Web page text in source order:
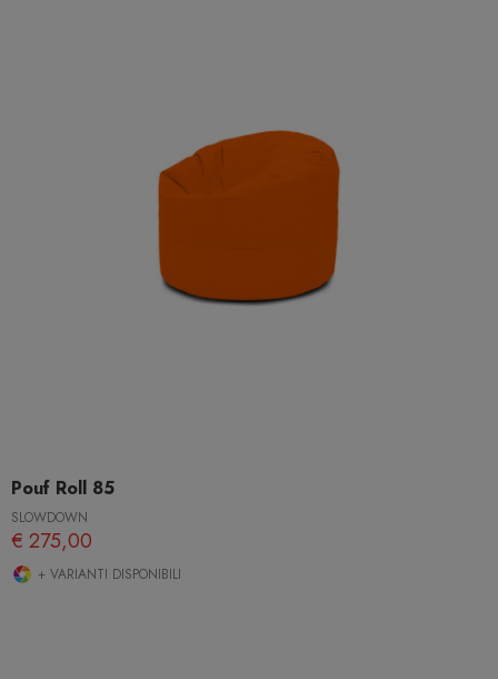
Pouf Roll 85
SLOWDOWN
€ 275,00
+ VARIANTI DISPONIBILI